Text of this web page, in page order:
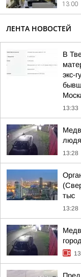
13:00
ЛЕНТА НОВОСТЕЙ
В
экс-
13:33
13:28
тыс
13:28